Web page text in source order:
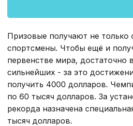
Призовые получают не
спортсмены. Чтобы ещё и
первенстве мира, достаточно
сильнейших - за это
получить 4000 долларов.
по 60 тысяч долларов. За
рекорда назначена
тысяч долларов.